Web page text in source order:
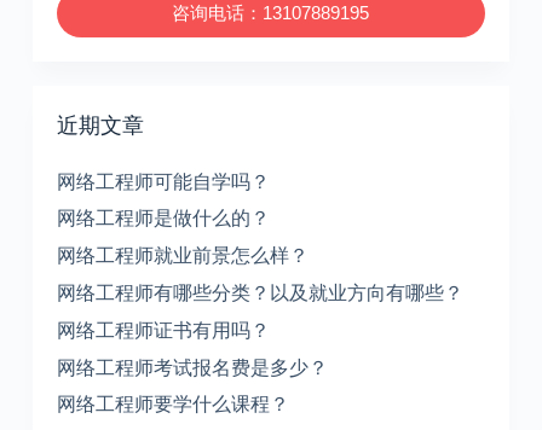
咨询电话：13107889195
近期文章
网络工程师可能自学吗？
网络工程师是做什么的？
网络工程师就业前景怎么样？
网络工程师有哪些分类？以及就业方向有哪些？
网络工程师证书有用吗？
网络工程师考试报名费是多少？
网络工程师要学什么课程？